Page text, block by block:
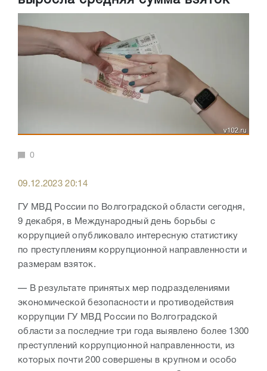
0
09.12.2023 20:14
ГУ МВД России по Волгоградской области сегодня,
9 декабря, в Международный день борьбы с
коррупцией опубликовало интересную статистику
по преступлениям коррупционной направленности и
размерам взяток.
— В результате принятых мер подразделениями
экономической безопасности и противодействия
коррупции ГУ МВД России по Волгоградской
области за последние три года выявлено более 1300
преступлений коррупционной направленности, из
которых почти 200 совершены в крупном и особо